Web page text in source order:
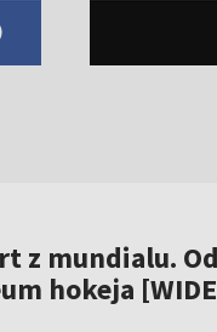
z mundialu.
hokeja